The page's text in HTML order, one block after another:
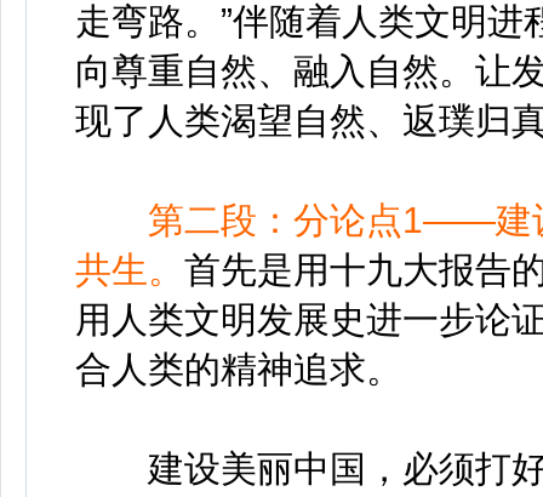
走弯路。”伴随着人类文明
向尊重自然、融入自然。让
现了人类渴望自然、返璞归
第二段：分论点1——建
共生。 首先是用十九大报告
用人类文明发展史进一步论
合人类的精神追求。
建设美丽中国，必须打好